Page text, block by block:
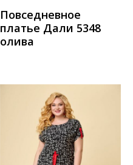
Повседневное
платье Дали 5348
олива